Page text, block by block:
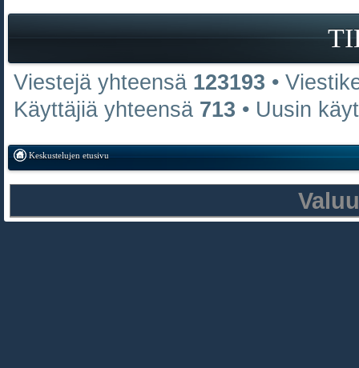
Viestejä yhteensä 123193 •
Käyttäjiä yhteensä 713 • Uusin
Keskustelujen etusivu